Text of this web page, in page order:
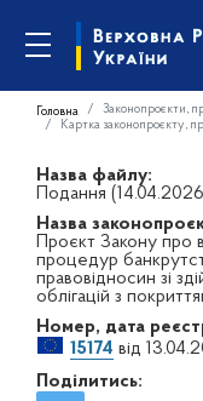
Головна Законопроєкти,
Картка законопроєкту,
Назва файлу:
Подання
Назва
Проєкт Закону про
процедур
правовідносин зі
облігацій з
Номер, дата
15174 від
Поділитись: